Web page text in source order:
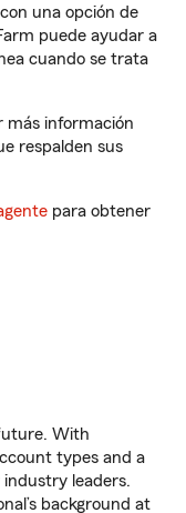
una opción de
puede ayudar a
cuando se trata
más información
respalden sus
para obtener
With
types and a
leaders.
background at